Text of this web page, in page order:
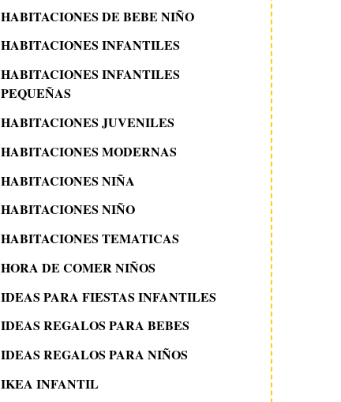
HABITACIONES DE BEBE NIÑO
HABITACIONES INFANTILES
HABITACIONES INFANTILES
PEQUEÑAS
HABITACIONES JUVENILES
HABITACIONES MODERNAS
HABITACIONES NIÑA
HABITACIONES NIÑO
HABITACIONES TEMATICAS
HORA DE COMER NIÑOS
IDEAS PARA FIESTAS INFANTILES
IDEAS REGALOS PARA BEBES
IDEAS REGALOS PARA NIÑOS
IKEA INFANTIL